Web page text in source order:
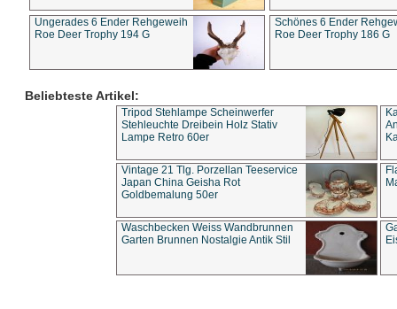
Ungerades 6 Ender Rehgeweih
Roe Deer Trophy 194 G
Schönes 6 Ender
Roe Deer Trophy 186 G
Beliebteste Artikel:
Tripod Stehlampe Scheinwerfer
Stehleuchte Dreibein Holz Stativ
Lampe Retro 60er
Vintage 21 Tlg. Porzellan Teeservice
Japan China Geisha Rot
Goldbemalung 50er
Waschbecken Weiss Wandbrunnen
Garten Brunnen Nostalgie Antik Stil